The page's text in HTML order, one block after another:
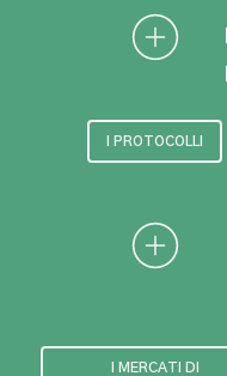
I PROTOCOLLI
I MERCATI DI